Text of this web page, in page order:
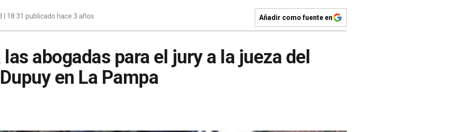
| 18:31 publicado hace 3 años Añadir como fuente en
abogadas para el jury a la jueza del
en La Pampa